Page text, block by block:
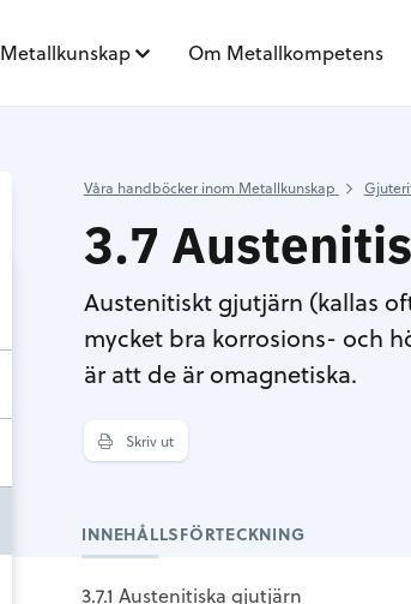
Metallkunskap Om Metallkompetens
Våra handböcker inom Metallkunskap
3.7
Austenitiskt gjutjärn (kallas
mycket bra korrosions- och
är att de är omagnetiska.
Skriv ut
INNEHÅLLSFÖRTECKNING
3.7.1 Austenitiska gjutjärn